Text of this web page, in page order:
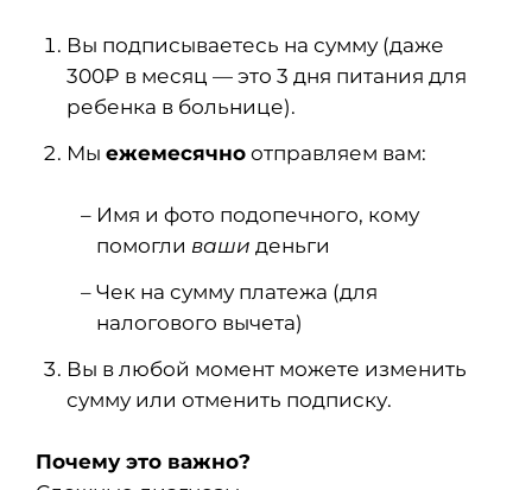
Вы подписываетесь на сумму (даже
300₽ в месяц — это 3 дня питания для
ребенка в больнице).
Мы ежемесячноотправляем вам:
Имя и фото подопечного, кому
помогли ваши деньги
Чек на сумму платежа (для
налогового вычета)
Вы в любой момент можете изменить
сумму или отменить подписку.
Почему это важно?